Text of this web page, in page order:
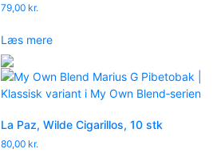
79,00 kr.
Læs mere
La Paz, Wilde Cigarillos, 10 stk
80,00 kr.